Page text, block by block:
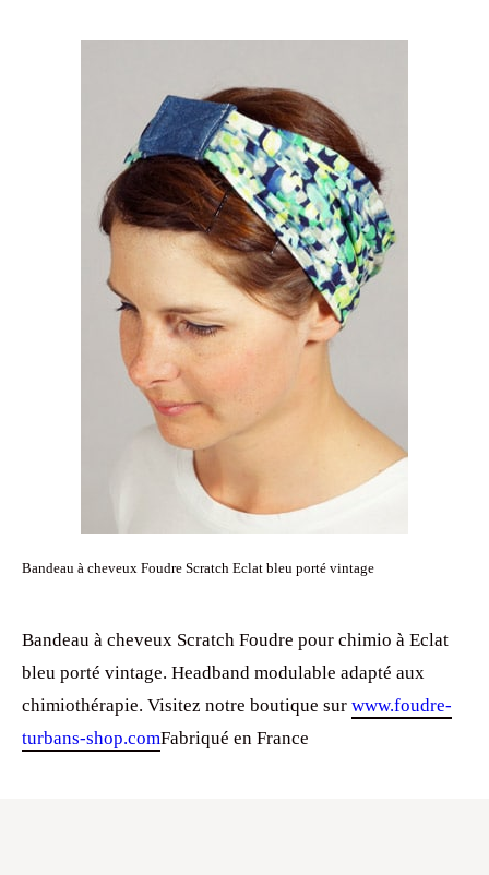
Bandeau à cheveux Foudre Scratch Eclat bleu porté vintage
Bandeau à cheveux Scratch Foudre pour chimio à Eclat
bleu porté vintage. Headband modulable adapté aux
chimiothérapie. Visitez notre boutique sur www.foudre-
turbans-shop.comFabriqué en France